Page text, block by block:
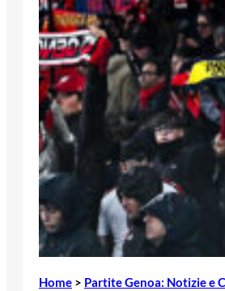
Home > Partite Genoa: Notizie e